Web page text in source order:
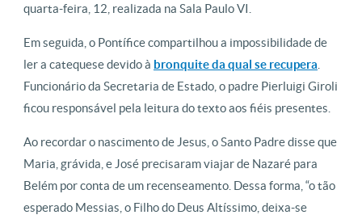
quarta-feira, 12, realizada na Sala Paulo VI.
Em seguida, o Pontífice compartilhou a impossibilidade de
ler a catequese devido à bronquite da qual se recupera
Funcionário da Secretaria de Estado, o padre Pierluigi Giroli
ficou responsável pela leitura do texto aos fiéis presentes.
Ao recordar o nascimento de Jesus, o Santo Padre disse que
Maria, grávida, e José precisaram viajar de Nazaré para
Belém por conta de um recenseamento. Dessa forma, “o tão
esperado Messias, o Filho do Deus Altíssimo, deixa-se